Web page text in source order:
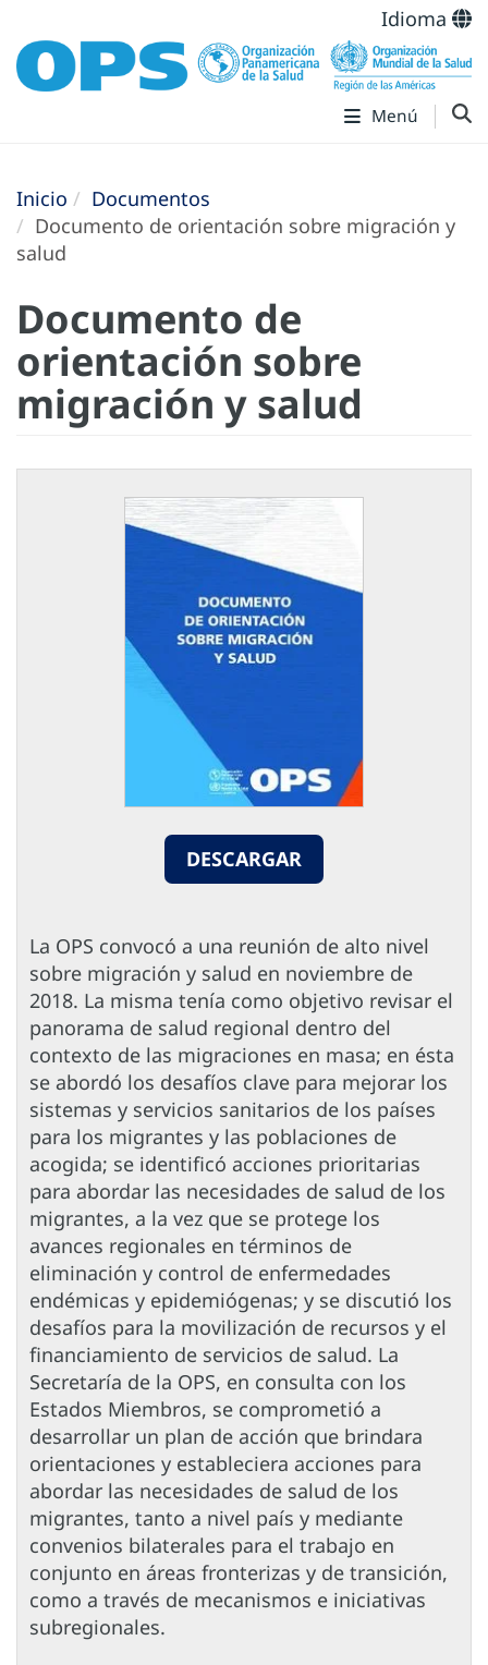
Idioma
Menú
Inicio
Documentos
Documento de orientación sobre migración y
salud
Documento de
orientación sobre
migración y salud
DESCARGAR
La OPS convocó a una reunión de alto nivel
sobre migración y salud en noviembre de
2018. La misma tenía como objetivo revisar el
panorama de salud regional dentro del
contexto de las migraciones en masa; en ésta
se abordó los desafíos clave para mejorar los
sistemas y servicios sanitarios de los países
para los migrantes y las poblaciones de
acogida; se identificó acciones prioritarias
para abordar las necesidades de salud de los
migrantes, a la vez que se protege los
avances regionales en términos de
eliminación y control de enfermedades
endémicas y epidemiógenas; y se discutió los
desafíos para la movilización de recursos y el
financiamiento de servicios de salud. La
Secretaría de la OPS, en consulta con los
Estados Miembros, se comprometió a
desarrollar un plan de acción que brindara
orientaciones y estableciera acciones para
abordar las necesidades de salud de los
migrantes, tanto a nivel país y mediante
convenios bilaterales para el trabajo en
conjunto en áreas fronterizas y de transición,
como a través de mecanismos e iniciativas
subregionales.